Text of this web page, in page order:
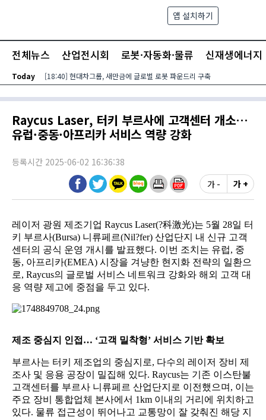
앱 설치하기
전체뉴스 산업전시회 로봇·자동화·물류 신재생에너지
Today [18:40] 현대차그룹, 새만금에 글로벌 로봇 파운드리 구축
Raycus Laser, 터키 부르사에 고객센터 개소…
유럽·중동·아프리카 서비스 역량 강화
등록시간 2025-06-02 16:36:38
가 -
가 +